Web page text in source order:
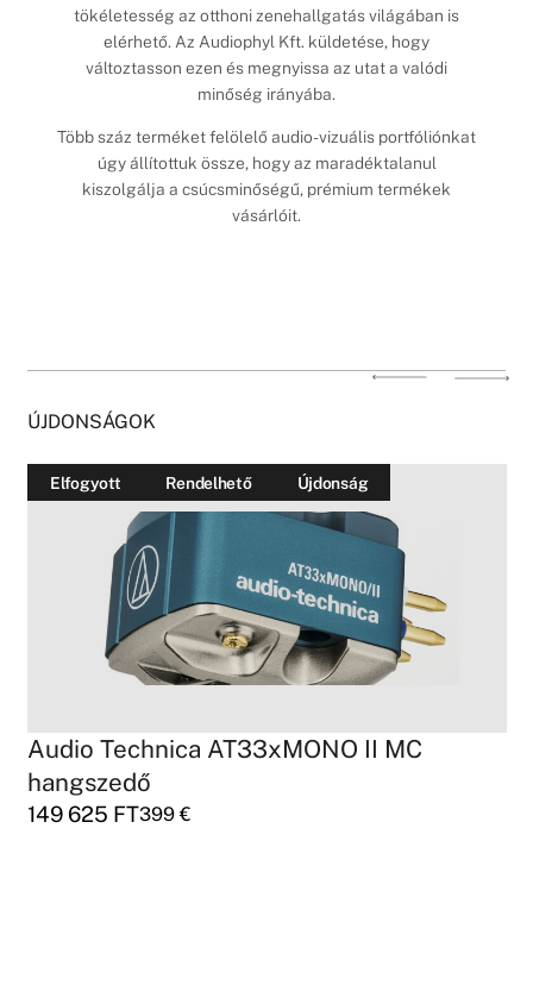
tökéletesség az otthoni zenehallgatás világában is
elérhető. Az Audiophyl Kft. küldetése, hogy
változtasson ezen és megnyissa az utat a valódi
minőség irányába.
Több száz terméket felölelő audio-vizuális portfóliónkat
úgy állítottuk össze, hogy az maradéktalanul
kiszolgálja a csúcsminőségű, prémium termékek
vásárlóit.
ÚJDONSÁGOK
Elfogyott Rendelhető Újdonság
Audio Technica AT33xMONO II MC
hangszedő
149 625 FT399€